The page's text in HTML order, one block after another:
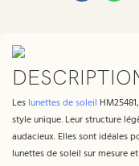
Les lunettes de soleil
style unique. Leur structure
audacieux. Elles sont idéales
lunettes de soleil sur mesure